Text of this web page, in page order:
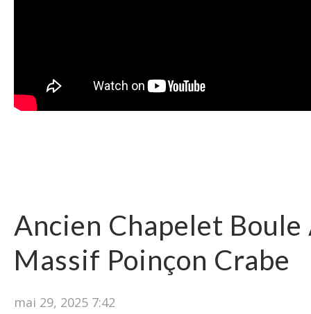
Ancien Chapelet
Massif Poinçon Crabe
mai 29, 2025 7:42